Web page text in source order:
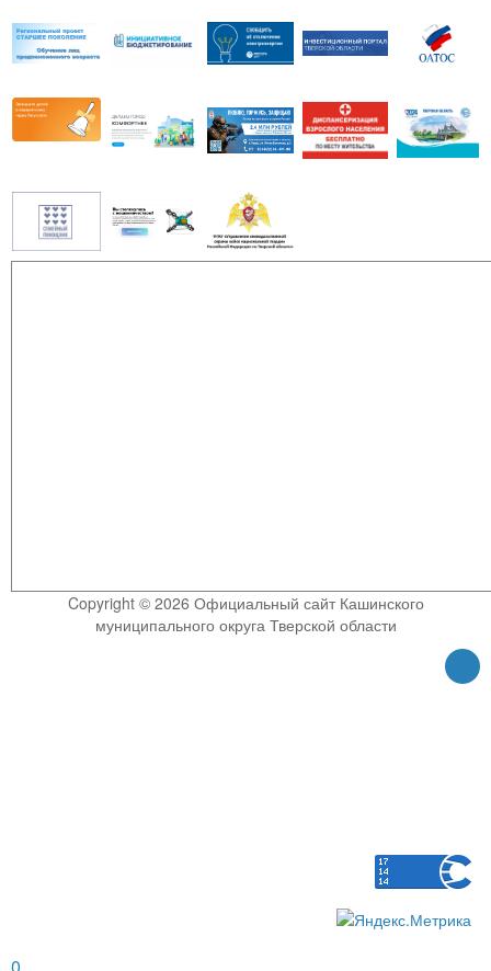
Copyright © 2026 Официальный сайт Кашинского
муниципального округа Тверской области